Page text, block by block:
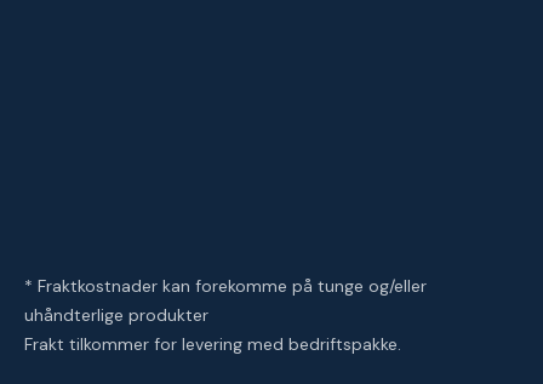
* Fraktkostnader kan forekomme på tunge og/eller
uhåndterlige produkter
Frakt tilkommer for levering med bedriftspakke.